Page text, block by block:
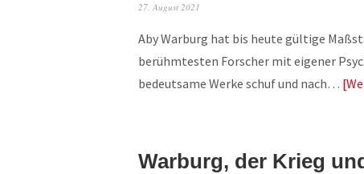
27. August 2021
Aby Warburg hat bis heute gültige
berühmtesten Forscher mit eigener
bedeutsame Werke schuf und nach…
Warburg, der Krieg